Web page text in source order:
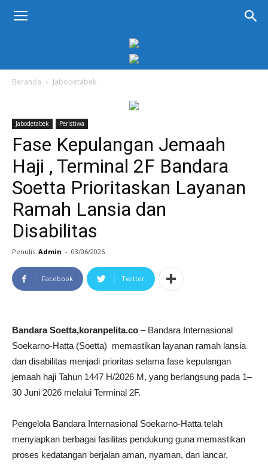
KORAN
Beranda Jabodetabek
Jabodetabek Peristiwa
Fase Kepulangan Jemaah
Haji , Terminal 2F Bandara
Soetta Prioritaskan Layanan
Ramah Lansia dan
Disabilitas
Penulis Admin - 03/06/2026
Facebook Twitter
Bandara Soetta,koranpelita.co – Bandara Internasional
Soekarno-Hatta (Soetta) memastikan layanan ramah lansia
dan disabilitas menjadi prioritas selama fase kepulangan
jemaah haji Tahun 1447 H/2026 M, yang berlangsung pada 1–
30 Juni 2026 melalui Terminal 2F.
Pengelola Bandara Internasional Soekarno-Hatta telah
menyiapkan berbagai fasilitas pendukung guna memastikan
proses kedatangan berjalan aman, nyaman, dan lancar,